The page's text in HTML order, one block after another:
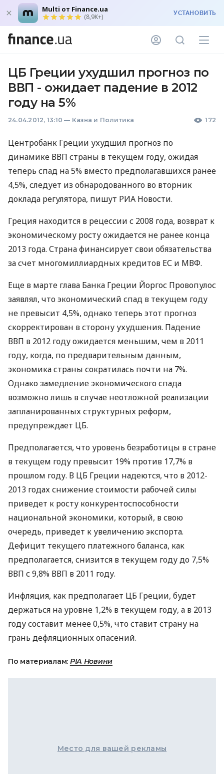
Multi от Finance.ua
(8,9K+) УСТАНОВИТЬ
ЦБ Греции ухудшил прогноз по
ВВП - ожидает падение в 2012
году на 5%
24.04.2012, 13:10 — Казна и Политика 172
Центробанк Греции ухудшил прогноз по
динамике ВВП страны в текущем году, ожидая
теперь спад на 5% вместо предполагавшихся ранее
4,5%, следует из обнародованного во вторник
доклада регулятора, пишут РИА Новости.
Греция находится в рецессии с 2008 года, возврат к
экономическому росту ожидается не ранее конца
2013 года. Страна финансирует свои обязательства
за счет многомиллиардных кредитов ЕС и МВФ.
Еще в марте глава Банка Греции Йоргос Провопулос
заявлял, что экономический спад в текущем году
не превысит 4,5%, однако теперь этот прогноз
скорректирован в сторону ухудшения. Падение
ВВП в 2012 году ожидается меньшим, чем в 2011
году, когда, по предварительным данным,
экономика страны сократилась почти на 7%.
Однако замедление экономического спада
возможно лишь в случае неотложной реализации
запланированных структурных реформ,
предупреждает ЦБ.
Предполагается, что уровень безработицы в стране
в текущем году превысит 19% против 17,7% в
прошлом году. В ЦБ Греции надеются, что в 2012-
2013 годах снижение стоимости рабочей силы
приведет к росту конкурентоспособности
национальной экономики, который, в свою
очередь, приведет к увеличению экспорта.
Дефицит текущего платежного баланса, как
предполагается, снизится в текущем году до 7,5%
ВВП с 9,8% ВВП в 2011 году.
Инфляция, как предполагает ЦБ Греции, будет
держаться на уровне 1,2% в текущем году, а в 2013
году составит менее 0,5%, что ставит страну на
грань дефляционных опасений.
По материалам: РІА Новини
Место для вашей рекламы